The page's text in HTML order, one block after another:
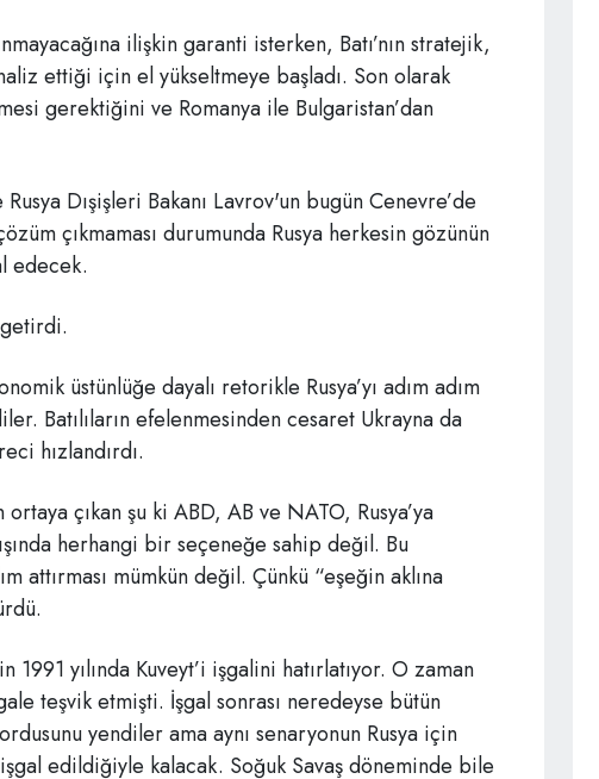
ilişkin garanti isterken, Batı’nın stratejik,
ettiği için el yükseltmeye başladı. Son olarak
gerektiğini ve Romanya ile Bulgaristan’dan
Dışişleri Bakanı Lavrov'un bugün Cenevre’de
çıkmaması durumunda Rusya herkesin gözünün
edecek.
üstünlüğe dayalı retorikle Rusya’yı adım adım
Batılıların efelenmesinden cesaret Ukrayna da
hızlandırdı.
çıkan şu ki ABD, AB ve NATO, Rusya’ya
herhangi bir seçeneğe sahip değil. Bu
attırması mümkün değil. Çünkü “eşeğin aklına
1991 yılında Kuveyt’i işgalini hatırlatıyor. O zaman
teşvik etmişti. İşgal sonrası neredeyse bütün
yendiler ama aynı senaryonun Rusya için
edildiğiyle kalacak. Soğuk Savaş döneminde bile